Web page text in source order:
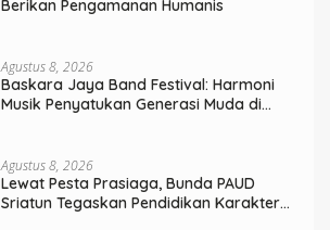
Berikan Pengamanan Humanis
Agustus 8, 2026
Baskara Jaya Band Festival: Harmoni
Musik Penyatukan Generasi Muda di
Agustus 8, 2026
Lewat Pesta Prasiaga, Bunda PAUD
Sriatun Tegaskan Pendidikan Karakter